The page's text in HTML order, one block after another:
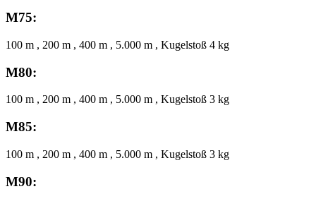
M75:
100 m , 200 m , 400 m , 5.000 m , Kugelstoß 4 kg
M80:
100 m , 200 m , 400 m , 5.000 m , Kugelstoß 3 kg
M85:
100 m , 200 m , 400 m , 5.000 m , Kugelstoß 3 kg
M90: